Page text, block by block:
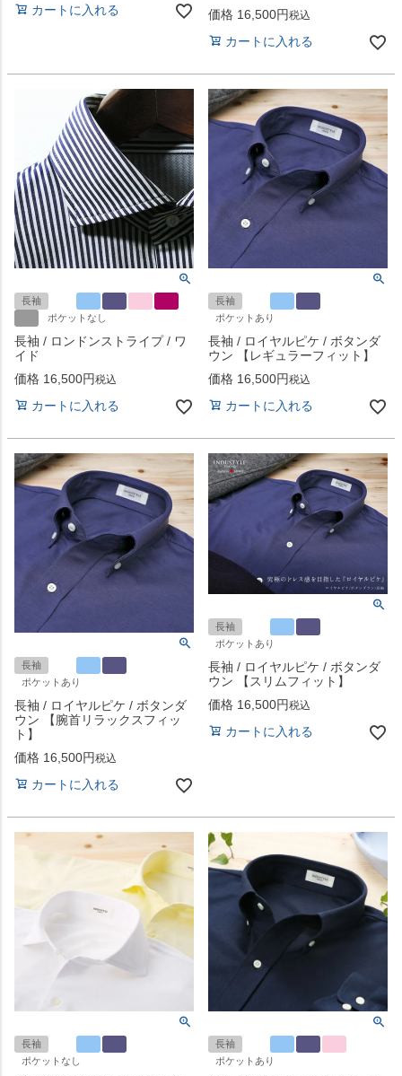
カートに入れる
価格 16,500 税込
カートに入れる
長袖
ポケットなし
長袖 / ロンドンストライプ / ワ
イド
価格 16,500 税込
カートに入れる
長袖
ポケットあり
長袖 / ロイヤルピケ / ボタンダ
ウン 【レギュラーフィット】
価格 16,500 税込
カートに入れる
長袖
ポケットあり
長袖 / ロイヤルピケ / ボタンダ
ウン 【腕首リラックスフィッ
ト】
価格 16,500 税込
カートに入れる
長袖
ポケットあり
長袖 / ロイヤルピケ / ボタンダ
ウン 【スリムフィット】
価格 16,500 税込
カートに入れる
長袖
ポケットなし
長袖
ポケットあり